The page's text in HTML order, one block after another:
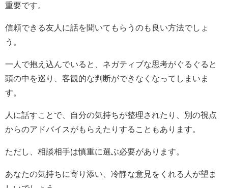
重要です。
信頼できる友人に話を聞いてもらうのも良い方法でしょ
う。
一人で抱え込んでいると、ネガティブな思考がぐるぐると
頭の中を巡り、客観的な判断ができなくなってしまいま
す。
人に話すことで、自分の気持ちが整理されたり、別の視点
からのアドバイスがもらえたりすることもあります。
ただし、相談相手は慎重に選ぶ必要があります。
あなたの気持ちに寄り添い、冷静な意見をくれる人が望ま